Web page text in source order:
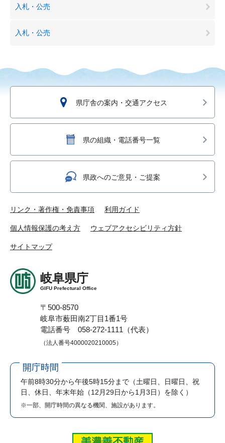
入札・公売
入札・公売
県庁舎の案内・交通アクセス
県の組織・電話番号一覧
県政へのご意見・ご提案
リンク・著作権・免責事項 利用ガイド
個人情報保護の考え方 ウェブアクセシビリティ方針
サイトマップ
岐阜県庁
GIFU Prefectural Office
〒500-8570
岐阜市薮田南2丁目1番1号
電話番号 058-272-1111（代表）
（法人番号4000020210005）
開庁時間
午前8時30分から午後5時15分まで （土曜日、日曜日、祝
日、休日、年末年始（12月29日から1月3日）を除く）
※一部、開庁時間の異なる機関、施設があります。